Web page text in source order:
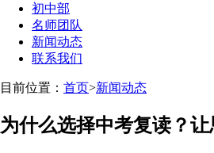
初中部
名师团队
新闻动态
联系我们
目前位置： 首页>新闻动态
为什么选择中考复读？让